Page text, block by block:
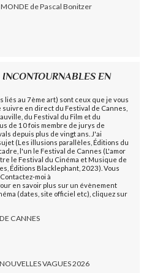
de Pascal Bonitzer
EN
au 7ème art) sont ceux que je vous
en direct du Festival de Cannes,
du Festival du Film et du
de 10 fois membre de jurys de
depuis plus de vingt ans. J'ai
(Les illusions parallèles, Éditions du
l'un le Festival de Cannes (L'amor
le Festival du Cinéma et Musique de
Éditions Blacklephant, 2023). Vous
moi à
en savoir plus sur un évènement
(dates, site officiel etc), cliquez sur
CANNES
VAGUES 2026